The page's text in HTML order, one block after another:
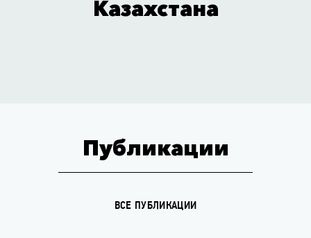
Казахстана
Публикации
ВСЕ ПУБЛИКАЦИИ